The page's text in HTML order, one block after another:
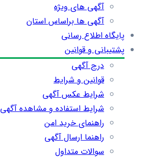
آگهی های ویژه
آگهی ها براساس استان
پایگاه اطلاع رسانی
پشتیبانی و قوانین
درج آگهی
قوانین و شرایط
شرایط عکس آگهی
شرایط استفاده و مشاهده آگهی
راهنمای خرید امن
راهنما ارسال آگهی
سوالات متداول